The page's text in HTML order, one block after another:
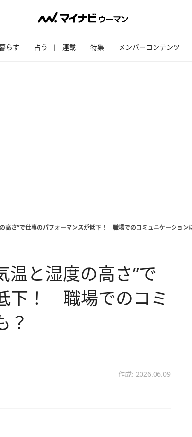
らす 占う 連載 特集 メンバーコンテンツ
高さ”で仕事のパフォーマンスが低下！ 職場でのコミュニケーション
温と湿度の高さ”で
下！ 職場でのコミ
？
作成: 2026.06.09